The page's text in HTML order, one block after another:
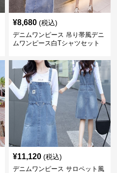
¥8,680 (税込)
デニムワンピース 吊り帯風デニ
ムワンピース白Tシャツセット
¥11,120 (税込)
デニムワンピース サロペット風